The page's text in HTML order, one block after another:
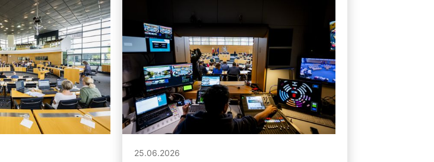
25.06.2026